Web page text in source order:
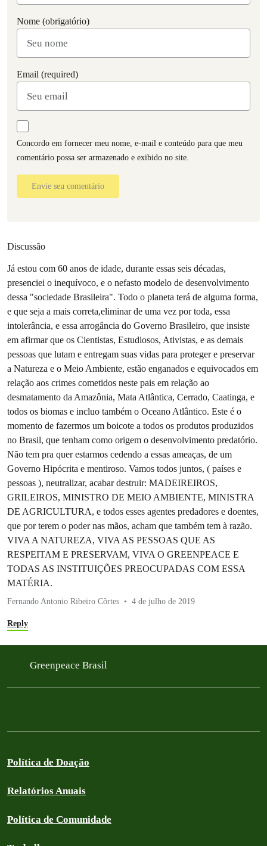
Nome (obrigatório)
Email (required)
Concordo em fornecer meu nome, e-mail e conteúdo para que meu
comentário possa ser armazenado e exibido no site.
Envie seu comentário
Discussão
Já estou com 60 anos de idade, durante essas seis décadas,
presenciei o inequívoco, e o nefasto modelo de desenvolvimento
dessa "sociedade Brasileira". Todo o planeta terá de alguma forma,
e que seja a mais correta,eliminar de uma vez por toda, essa
intolerância, e essa arrogância do Governo Brasileiro, que insiste
em afirmar que os Cientistas, Estudiosos, Ativistas, e as demais
pessoas que lutam e entregam suas vidas para proteger e preservar
a Natureza e o Meio Ambiente, estão enganados e equivocados em
relação aos crimes cometidos neste pais em relação ao
desmatamento da Amazônia, Mata Atlântica, Cerrado, Caatinga, e
todos os biomas e incluo também o Oceano Atlântico. Este é o
momento de fazermos um boicote a todos os produtos produzidos
no Brasil, que tenham como origem o desenvolvimento predatório.
Não tem pra quer estarmos cedendo a essas ameaças, de um
Governo Hipócrita e mentiroso. Vamos todos juntos, ( países e
pessoas ), neutralizar, acabar destruir: MADEIREIROS,
GRILEIROS, MINISTRO DE MEIO AMBIENTE, MINISTRA
DE AGRICULTURA, e todos esses agentes predadores e doentes,
que por terem o poder nas mãos, acham que também tem à razão.
VIVA A NATUREZA, VIVA AS PESSOAS QUE AS
RESPEITAM E PRESERVAM, VIVA O GREENPEACE E
TODAS AS INSTITUIÇÕES PREOCUPADAS COM ESSA
MATÉRIA.
Fernando Antonio Ribeiro Côrtes 4 de julho de 2019
Reply
Greenpeace Brasil
Política de Doação
Relatórios Anuais
Política de Comunidade